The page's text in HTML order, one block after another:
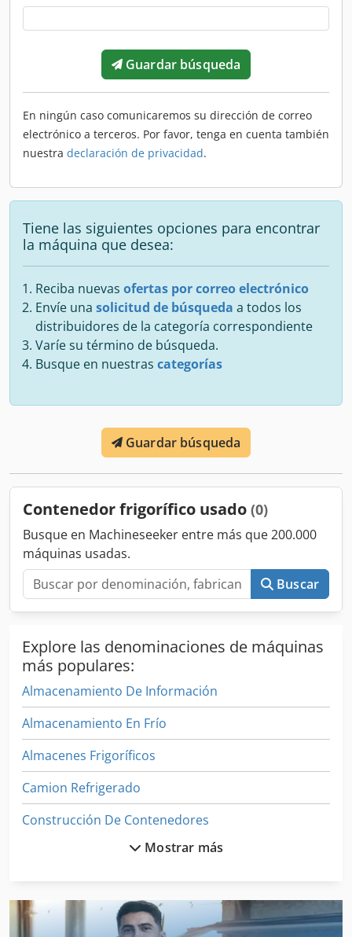
Guardar búsqueda
En ningún caso comunicaremos su dirección de correo
electrónico a terceros. Por favor, tenga en cuenta también
nuestra declaración de privacidad.
Tiene las siguientes opciones para encontrar
la máquina que desea:
Reciba nuevas ofertas por correo electrónico
Envíe una solicitud de búsqueda a todos los
distribuidores de la categoría correspondiente
Varíe su término de búsqueda.
Busque en nuestras categorías
Guardar búsqueda
Contenedor frigorífico usado (0)
Busque en Machineseeker entre más que 200.000
máquinas usadas.
Buscar
Explore las denominaciones de máquinas
más populares:
Almacenamiento De Información
Almacenamiento En Frío
Almacenes Frigoríficos
Camion Refrigerado
Construcción De Contenedores
Contenedor De La Planta
Contenedores De
Mostrar más